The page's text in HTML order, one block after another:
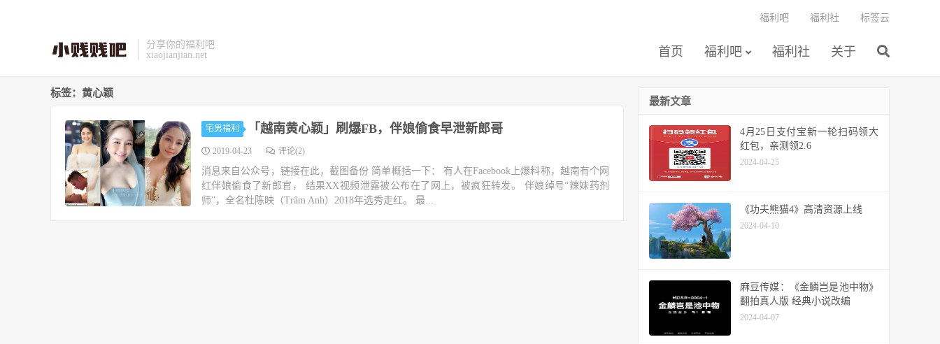
分享你的福利吧
xiaojianjian.net
首页 福利吧 福利社 关于
福利吧 福利社 标签云
标签：黄心颖
宅男福利 「越南黄心颖」刷爆FB，伴娘偷食早泄新郎哥
2019-04-23 评论(2)
消息来自公众号，链接在此，截图备份 简单概括一下： 有人在Facebook上爆料称，越南有个网
红伴娘偷食了新郎官， 结果XX视频泄露被公布在了网上，被疯狂转发。 伴娘绰号“辣妹药剂
师”，全名杜陈映（Trâm Anh）2018年选秀走红。 最...
最新文章
4月25日支付宝新一轮扫码领大
红包，亲测领2.6
2024-04-25
《功夫熊猫4》高清资源上线
2024-04-10
麻豆传媒：《金鳞岂是池中物》
翻拍真人版 经典小说改编
2024-04-07